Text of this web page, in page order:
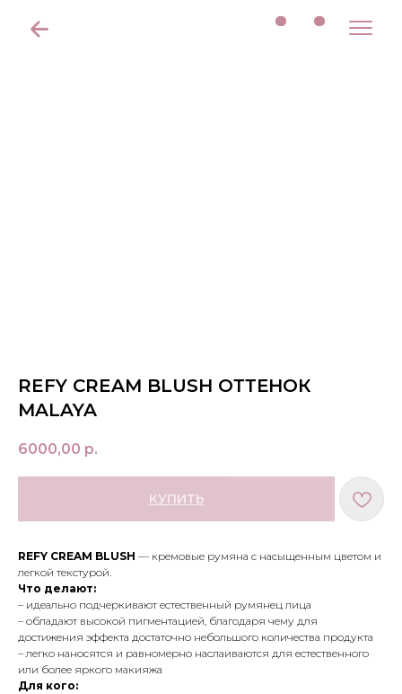
REFY CREAM BLUSH ОТТЕНОК
MALAYA
6000,00 р.
КУПИТЬ
REFY CREAM BLUSH — кремовые румяна с насыщенным цветом и
легкой текстурой.
Что делают:
– идеально подчеркивают естественный румянец лица
– обладают высокой пигментацией, благодаря чему для
достижения эффекта достаточно небольшого количества продукта
– легко наносятся и равномерно наслаиваются для естественного
или более яркого макияжа
Для кого:
МЕНЮ